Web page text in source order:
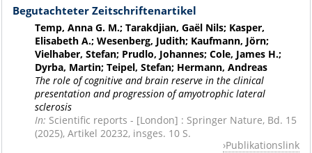
Begutachteter Zeitschriftenartikel
Temp, Anna G. M.; Tarakdjian, Gaël Nils; Kasper,
Elisabeth A.; Wesenberg, Judith; Kaufmann, Jörn;
Vielhaber, Stefan; Prudlo, Johannes; Cole, James H.;
Dyrba, Martin; Teipel, Stefan; Hermann, Andreas
The role of cognitive and brain reserve in the clinical
presentation and progression of amyotrophic lateral
sclerosis
In: Scientific reports - [London] : Springer Nature, Bd. 15
(2025), Artikel 20232, insges. 10 S.
Publikationslink